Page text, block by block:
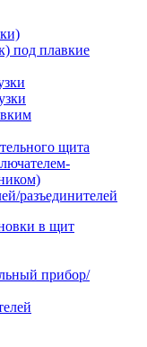
под плавкие
щита
разъединителей
в щит
прибор/